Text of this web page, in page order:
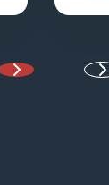
次のページ